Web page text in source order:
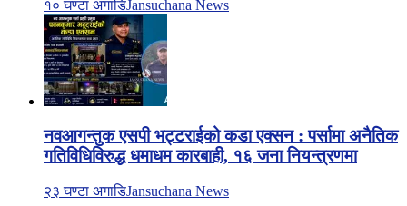
१० घण्टा अगाडिJansuchana News
नवआगन्तुक एसपी भट्टराईको कडा एक्सन : पर्सामा अनैतिक
गतिविधिविरुद्ध धमाधम कारबाही, १६ जना नियन्त्रणमा
२३ घण्टा अगाडिJansuchana News